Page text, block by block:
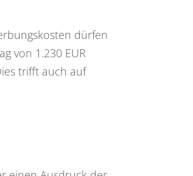
dürfen
von 1.230 EUR
trifft auch auf